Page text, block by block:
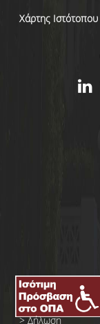
Χάρτης Ιστότοπου
>Δήλωση